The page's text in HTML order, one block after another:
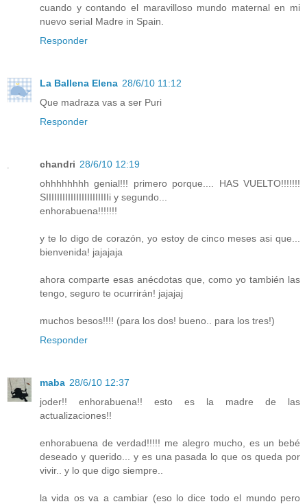
cuando y contando el maravilloso mundo maternal en mi
nuevo serial Madre in Spain.
Responder
La Ballena Elena 28/6/10 11:12
Que madraza vas a ser Puri
Responder
chandri 28/6/10 12:19
ohhhhhhhh genial!!! primero porque.... HAS VUELTO!!!!!!!
SIIIIIIIIIIIIIIIIIIIIIIIi y segundo...
enhorabuena!!!!!!!
y te lo digo de corazón, yo estoy de cinco meses asi que...
bienvenida! jajajaja
ahora comparte esas anécdotas que, como yo también las
tengo, seguro te ocurrirán! jajajaj
muchos besos!!!! (para los dos! bueno.. para los tres!)
Responder
maba 28/6/10 12:37
joder!! enhorabuena!! esto es la madre de las
actualizaciones!!
enhorabuena de verdad!!!!! me alegro mucho, es un bebé
deseado y querido... y es una pasada lo que os queda por
vivir.. y lo que digo siempre..
la vida os va a cambiar (eso lo dice todo el mundo pero